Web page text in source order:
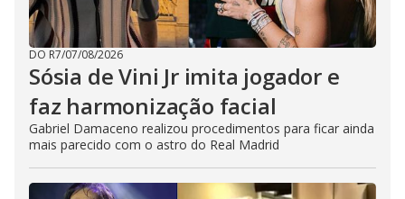
DO R7/07/08/2026
Sósia de Vini Jr imita jogador e
faz harmonização facial
Gabriel Damaceno realizou procedimentos para ficar ainda
mais parecido com o astro do Real Madrid